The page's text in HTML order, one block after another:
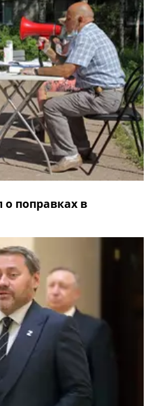
поправках в